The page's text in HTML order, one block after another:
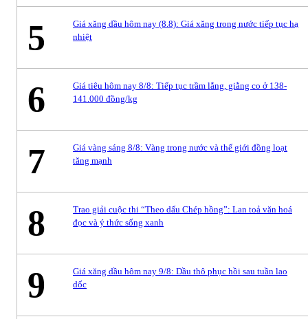
5
Giá xăng dầu hôm nay (8.8): Giá xăng trong nước tiếp tục hạ
nhiệt
6
Giá tiêu hôm nay 8/8: Tiếp tục trầm lắng, giằng co ở 138-
141.000 đồng/kg
7
Giá vàng sáng 8/8: Vàng trong nước và thế giới đồng loạt
tăng mạnh
8
Trao giải cuộc thi “Theo dấu Chép hồng”: Lan toả văn hoá
đọc và ý thức sống xanh
9
Giá xăng dầu hôm nay 9/8: Dầu thô phục hồi sau tuần lao
dốc